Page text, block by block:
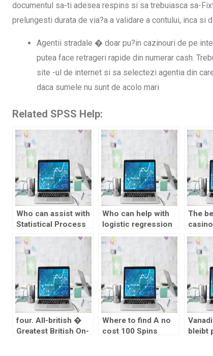
documentul sa-ti adesea respins si sa trebuiasca sa-
prelungesti durata de via?a a validare a contului, inca si
Agentii stradale � doar pu?in cazinouri de pe
putea face retrageri rapide din numerar cash.
site -ul de internet si sa selectezi agentia din
daca sumele nu sunt de acolo mari
Related SPSS Help:
Who can assist with
Statistical Process
Control
assignments
efficiently?
Who can help with
logistic regression
analysis homework?
The
the
four. All-british �
Greatest British On-
Where to find A no
cost 100 Spins
bleibt